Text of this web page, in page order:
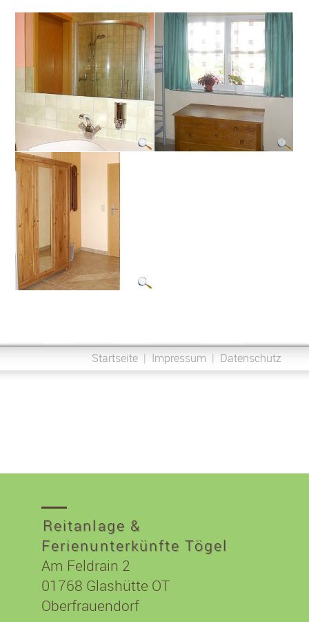
Startseite | Impressum | Datenschutz
Reitanlage &
Ferienunterkünfte Tögel
Am Feldrain 2
01768 Glashütte OT
Oberfrauendorf